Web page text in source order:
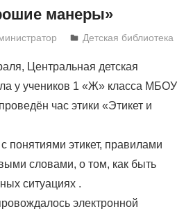
манеры»
Детская библиотека
Центральная детская
у учеников 1 «Ж» класса МБОУ
час этики «Этикет и
понятиями этикет, правилами
словами, о том, как быть
ситуациях .
электронной